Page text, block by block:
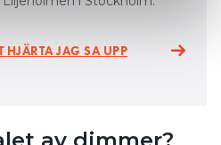
HJÄRTA JAG SA UPP